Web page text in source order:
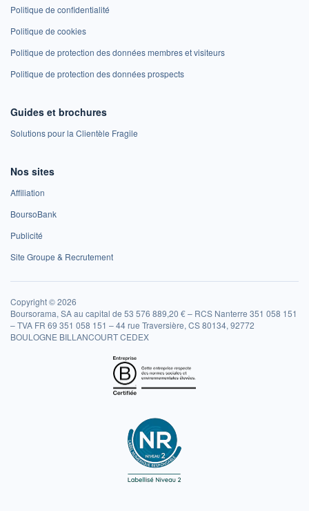
Politique de confidentialité
Politique de cookies
Politique de protection des données membres et visiteurs
Politique de protection des données prospects
Guides et brochures
Solutions pour la Clientèle Fragile
Nos sites
Affiliation
BoursoBank
Publicité
Site Groupe & Recrutement
Copyright © 2026
Boursorama, SA au capital de 53 576 889,20 € – RCS Nanterre 351 058 151
– TVA FR 69 351 058 151 – 44 rue Traversière, CS 80134, 92772
BOULOGNE BILLANCOURT CEDEX